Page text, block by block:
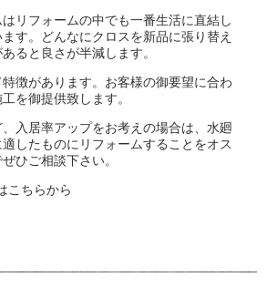
リフォームの中でも一番生活に直結し
す。どんなにクロスを新品に張り替え
ると良さが半減します。
徴があります。お客様の御要望に合わ
を御提供致します。
入居率アップをお考えの場合は、水廻
したものにリフォームすることをオス
ひご相談下さい。
こちらから